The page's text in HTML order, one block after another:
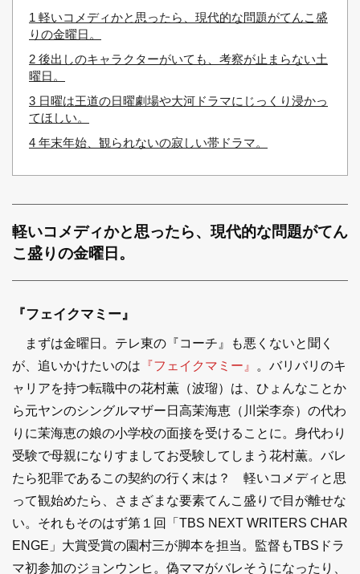
1 軽いコメディかと思ったら、現代的な問題がてんこ盛
りの金曜日。
2 後出しのキャラクターがいても、考察が止まらない土
曜日。
3 日曜は王道の日曜劇場や大河ドラマにじっくり浸かっ
てほしい。
4 年末年始、観られないの寂しい帯ドラマ。
軽いコメディかと思ったら、現代的な問題がてん
こ盛りの金曜日。
『フェイクマミー』
まずは金曜日。テレ東の『コーチ』も悪くないと聞く
が、追いかけたいのは 『フェイクマミー』
。バリバリのキ
ャリアを持つ転職中の花村薫（波瑠）は、ひょんなことか
ら元ヤンのシングルマザー日高茉海恵（川栄李奈）の代わ
りに茉海恵の娘の小学校の面接を受けることに。身代わり
受験で母親になりすましてお受験してしまう花村薫。バレ
たら犯罪であるこの契約の行く末は？ 軽いコメディと思
って観始めたら、さまざまな要素てんこ盛りで目が離せな
い。それもそのはず第１回「TBS NEXT WRITERS CHAR
ENGE」大賞受賞の園村三が脚本を担当。監督もTBSドラ
マ初参加のジョンウンヒ。偽ママがバレそうになったり、